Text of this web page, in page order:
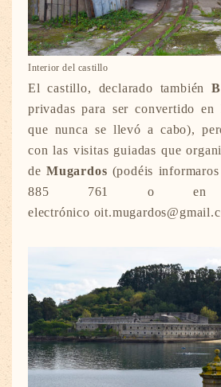
Interior del castillo
El castillo, declarado también
privadas para ser convertido
que nunca se llevó a cabo),
con las visitas guiadas que
de Mugardos (podéis
885 761 o en
electrónico